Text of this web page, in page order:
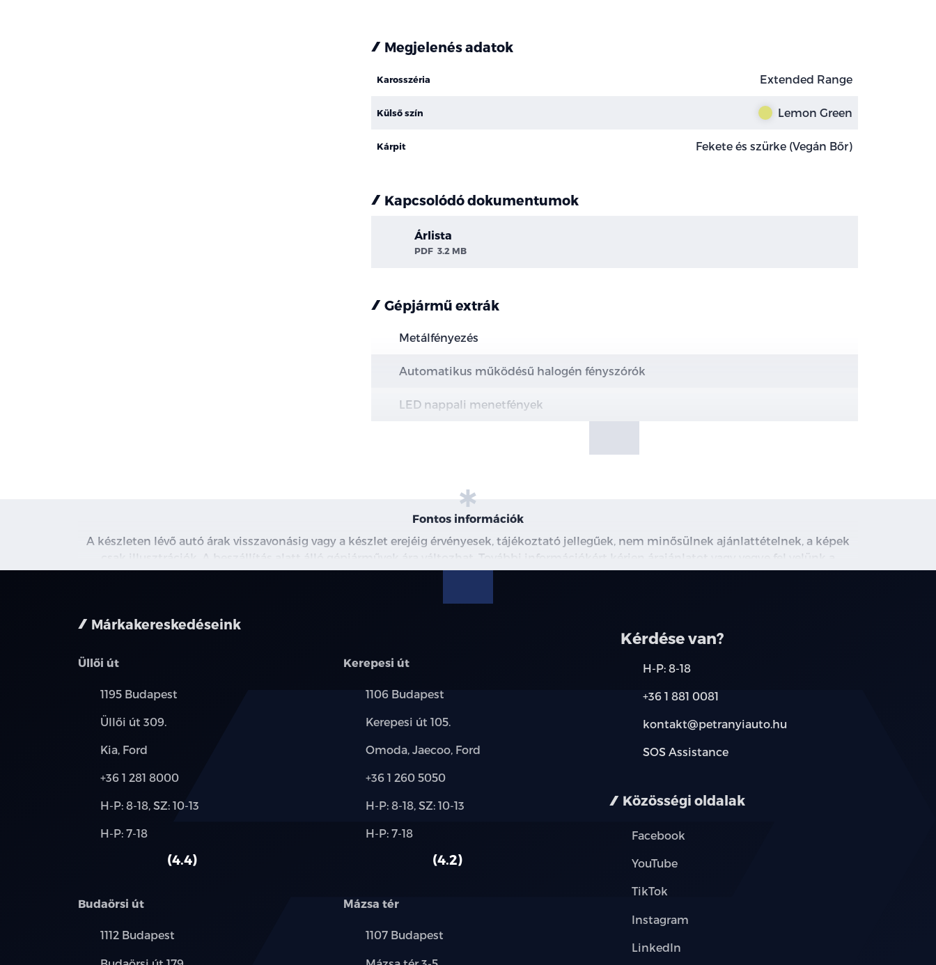
Megjelenés adatok
Karosszéria Extended Range
Külső szín Lemon Green
Kárpit Fekete és szürke (Vegán Bőr)
Kapcsolódó dokumentumok
Árlista
PDF 3.2 MB
Gépjármű extrák
Metálfényezés
Automatikus működésű halogén fényszórók
LED nappali menetfények
LED hátsó lámpák
Hátsó ködlámpák
16" könnyűfém keréktárcsa
Elektromosan állítható és behajtható, fűthető külső tükrök
Lesötétitett hátsó szélvédő
Vegán bőr kormányborítás, multifunkciós kormánykerék
Vegán bőr ülések
6 irányban elektromosan állítható vezetőülés
4 irányban elektromosan állítható első utasülés
50:50 arányban osztott, ledönthető hátsó üléssor
Szőnyeg garnitúra, szövet
Első középső konzol pohártartókkal
Fontos információk
A készleten lévő autó árak visszavonásig vagy a készlet erejéig érvényesek, tájékoztató jellegűek, nem minősülnek ajánlattételnek, a képek
csak illusztrációk. A beszállítás alatt álló gépjárművek ára változhat. További információkért kérjen árajánlatot vagy vegye fel velünk a
kapcsolatot. A használt autó beszámítás részleteiről, kérjük, érdeklődjön munkatársainknál. A meghirdetett induló THM tájékoztató jellegű,
Márkakereskedéseink
Üllői út
Település:
1195 Budapest
Cím:
Üllői út 309.
Márkák:
Kia, Ford
Telefon:
+36 1 281 8000
Új-
használt
H-P: 8-18, SZ: 10-13
Alkatrész,
H-P: 7-18
4.4
Kerepesi út
Település:
1106 Budapest
Cím:
Kerepesi út 105.
Márkák:
Omoda, Jaecoo, Ford
Telefon:
+36 1 260 5050
Új-
használt
H-P: 8-18, SZ: 10-13
Alkatrész,
H-P: 7-18
4.2
Budaörsi út
Település:
1112 Budapest
Cím:
Mázsa tér
Település:
1107 Budapest
Cím:
Kérdése van?
H-P: 8-18
+36 1 881 0081
kontakt@petranyiauto.hu
SOS Assistance
Közösségi oldalak
Facebook
YouTube
TikTok
Instagram
LinkedIn